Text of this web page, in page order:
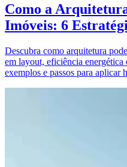
Como a
Imóveis: 6
Descubra como arquitetura
em layout, eficiência energética
exemplos e passos para aplicar